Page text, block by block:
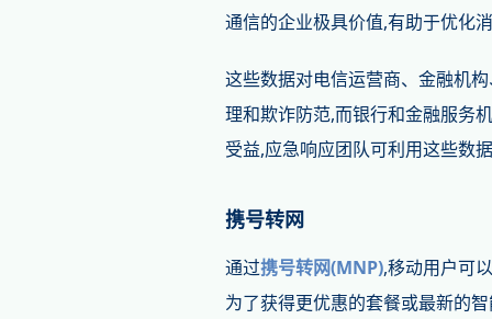
通信的企业极具价值,有助于优化
这些数据对电信运营商、金融机
理和欺诈防范,而银行和金融服务
受益,应急响应团队可利用这些数
携号转网
通过携号转网(MNP),移动用户可
为了获得更优惠的套餐或最新的